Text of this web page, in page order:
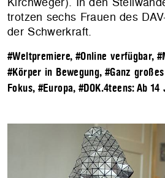
trotzen sechs Frauen des
der Schwerkraft.
#Weltpremiere, #Online verfügbar,
#Körper in Bewegung, #Ganz
Fokus, #Europa,#DOK.4teens: Ab 14